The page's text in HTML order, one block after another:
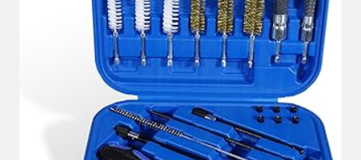
VERGASER
KOHLENSTOFF
SCHMUTZENTFERNER,
VERGASERREINIGER
MOTORRAD,
…